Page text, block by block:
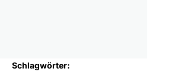
Schlagwörter: